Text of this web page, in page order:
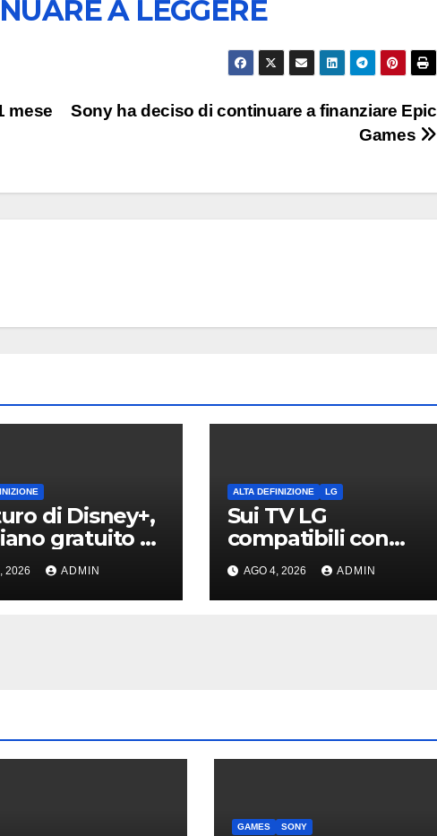
A LEGGERE
Sony ha deciso di continuare a finanziare Epic
Games
mese
di Disney+,
gratuito e
con
2026 ADMIN
ALTA DEFINIZIONE LG
Sui TV LG
compatibili con
Gallery+ sono in
arrivo i dipinti di
Bob Ross
AGO 4, 2026 ADMIN
GAMES SONY